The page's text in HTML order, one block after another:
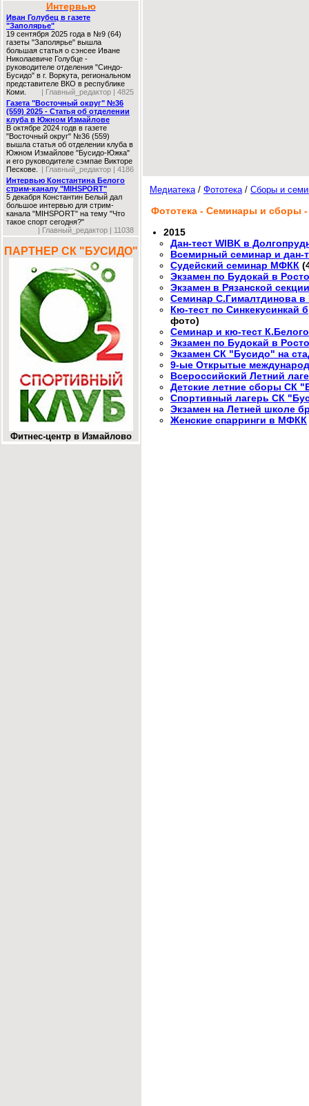
Интервью
Иван Голубец в газете
"Заполярье"
19 сентября 2025 года в №9 (64)
газеты "Заполярье" вышла
большая статья о сэнсее Иване
Николаевиче Голубце -
руководителе отделения "Синдо-
Бусидо" в г. Воркута, региональном
представителе ВКО в республике
Коми.
| Главный_редактор | 4825
Газета "Восточный округ" №36
(559) 2025 - Статья об отделении
клуба в Южном Измайлове
В октябре 2024 годв в газете
"Восточный округ" №36 (559)
вышла статья об отделении клуба в
Южном Измайлове "Бусидо-Южка"
и его руководителе сэмпае Викторе
Пескове.
| Главный_редактор | 4186
Интервью Константина Белого
стрим-каналу "MIHSPORT"
5 декабря Константин Белый дал
большое интервью для стрим-
канала "MIHSPORT" на тему "Что
такое спорт сегодня?"
| Главный_редактор | 11038
ПАРТНЕР СК "БУСИДО"
Фитнес-центр в Измайлово
Медиатека/ Фототека/ Сборы и
Фототека - Семинары и сборы -
2015
Дан-тест WIBK в
Всемирный семинар и дан-
Судейский семинар МФКК
Экзамен по Будокай в
Экзамен в Рязанской
Семинар С.Гималтдинова в
Кю-тест по Синкекусинкай
фото)
Семинар и кю-тест
Экзамен по Будокай в
Экзамен СК "Бусидо" на
9-ые Открытые
Всероссийский Летний
Детские летние сборы СК
Спортивный лагерь СК
Экзамен на Летней школе
Женские спарринги в МФКК